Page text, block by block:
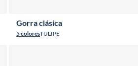
Gorra clásica
5 coloresTULIPE